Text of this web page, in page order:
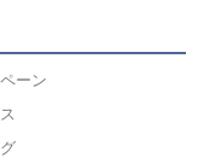
ーン